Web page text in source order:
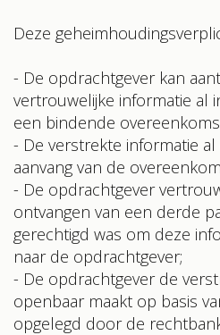
Deze
- De opdrachtgever kan
vertrouwelijke informatie al
een bindende
- De verstrekte informatie
aanvang van de
- De opdrachtgever
ontvangen van een derde
gerechtigd was om deze
naar de opdrachtgever;
- De opdrachtgever de
openbaar maakt op basis
opgelegd door de